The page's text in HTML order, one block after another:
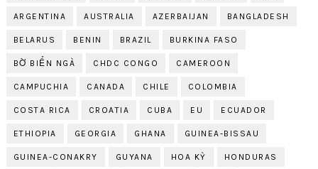
ARGENTINA AUSTRALIA AZERBAIJAN BANGLADESH
BELARUS BENIN BRAZIL BURKINA FASO
BỜ BIỂN NGÀ CHDC CONGO CAMEROON
CAMPUCHIA CANADA CHILE COLOMBIA
COSTA RICA CROATIA CUBA EU ECUADOR
ETHIOPIA GEORGIA GHANA GUINEA-BISSAU
GUINEA-CONAKRY GUYANA HOA KỲ HONDURAS